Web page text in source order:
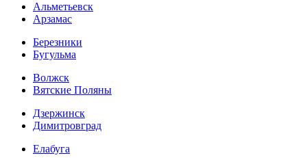
Альметьевск
Арзамас
Березники
Бугульма
Волжск
Вятские Поляны
Дзержинск
Димитровград
Елабуга